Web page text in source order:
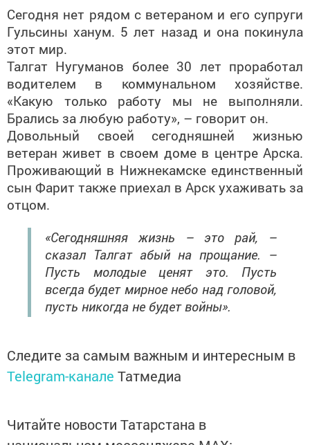
Сегодня нет рядом с ветераном и его супруги
Гульсины ханум. 5 лет назад и она покинула
этот мир.
Талгат Нугуманов более 30 лет проработал
водителем в коммунальном хозяйстве.
«Какую только работу мы не выполняли.
Брались за любую работу», – говорит он.
Довольный своей сегодняшней жизнью
ветеран живет в своем доме в центре Арска.
Проживающий в Нижнекамске единственный
сын Фарит также приехал в Арск ухаживать за
отцом.
«Сегодняшняя жизнь – это рай, –
сказал Талгат абый на прощание. –
Пусть молодые ценят это. Пусть
всегда будет мирное небо над головой,
пусть никогда не будет войны».
Следите за самым важным и интересным в
Telegram-канале Татмедиа
Читайте новости Татарстана в
национальном мессенджере MАХ: